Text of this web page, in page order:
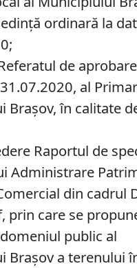
ordinară la
de
al
Brașov, în calitate
Raportul de
Administrare
din cadrul
prin care se
public al
Braşov a terenului